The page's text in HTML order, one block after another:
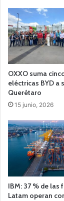
OXXO suma
eléctricas BYD a
Querétaro
15 junio, 2026
IBM: 37 % de las
Latam operan